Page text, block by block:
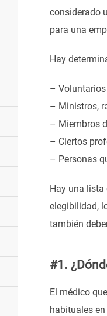
considerado
para una
Hay
–
– Ministros,
– Miembros
– Ciertos
– Personas
Hay una lista
elegibilidad,
también
#1.
El médico
habituales